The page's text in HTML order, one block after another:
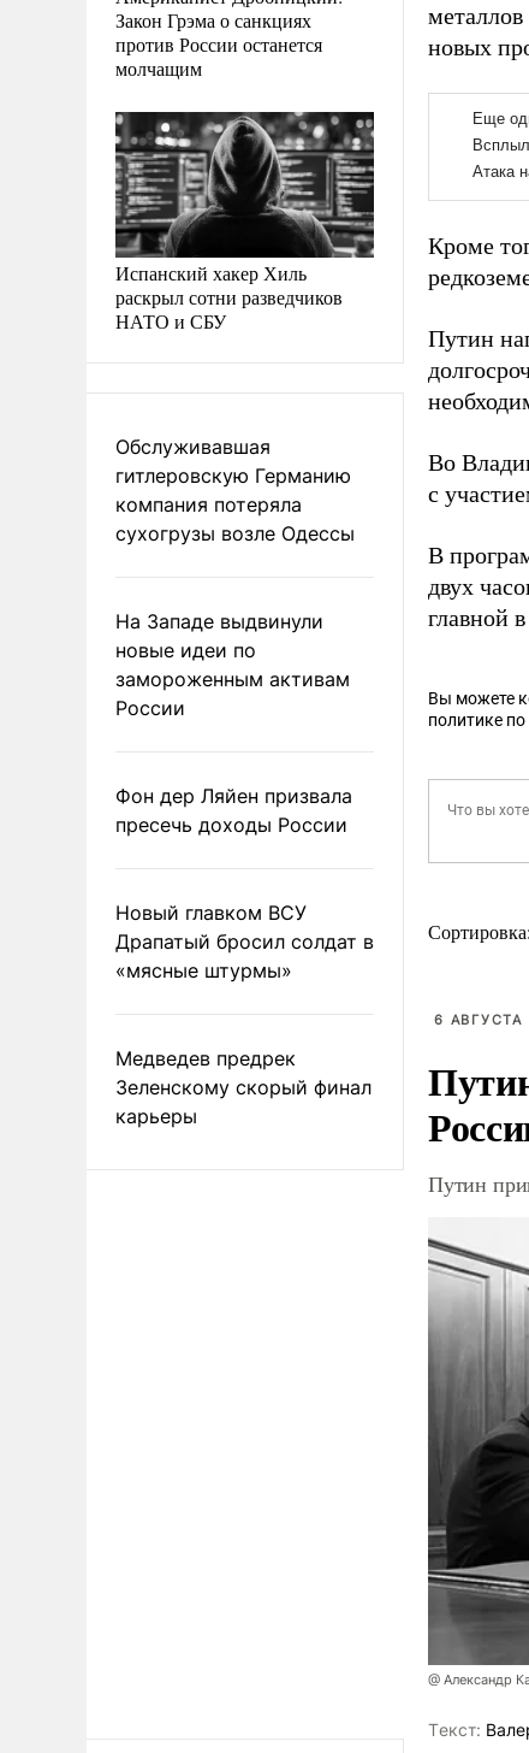
Закон Грэма о санкциях
против России останется
молчащим
Испанский хакер Хиль
раскрыл сотни разведчиков
НАТО и СБУ
Обслуживавшая
гитлеровскую Германию
компания потеряла
сухогрузы возле Одессы
На Западе выдвинули
новые идеи по
замороженным активам
России
Фон дер Ляйен призвала
пресечь доходы России
Новый главком ВСУ
Драпатый бросил солдат в
«мясные штурмы»
Медведев предрек
Зеленскому скорый финал
карьеры
новых
Кроме
Путин
Во
с
В
двух
главной
Вы можете
политике
Сортировка:
6 АВГУСТА
Путин
@ Александр
Tекст: